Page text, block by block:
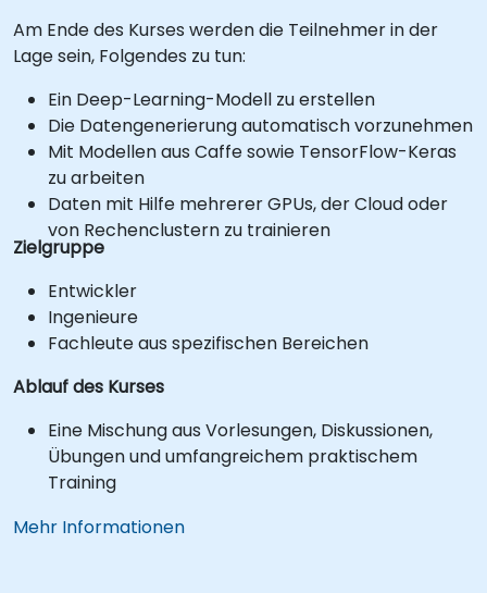
Am Ende des Kurses werden die Teilnehmer in der
Lage sein, Folgendes zu tun:
Ein Deep-Learning-Modell zu erstellen
Die Datengenerierung automatisch vorzunehmen
Mit Modellen aus Caffe sowie TensorFlow-Keras
zu arbeiten
Daten mit Hilfe mehrerer GPUs, der Cloud oder
von Rechenclustern zu trainieren
Zielgruppe
Entwickler
Ingenieure
Fachleute aus spezifischen Bereichen
Ablauf des Kurses
Eine Mischung aus Vorlesungen, Diskussionen,
Übungen und umfangreichem praktischem
Training
Mehr Informationen